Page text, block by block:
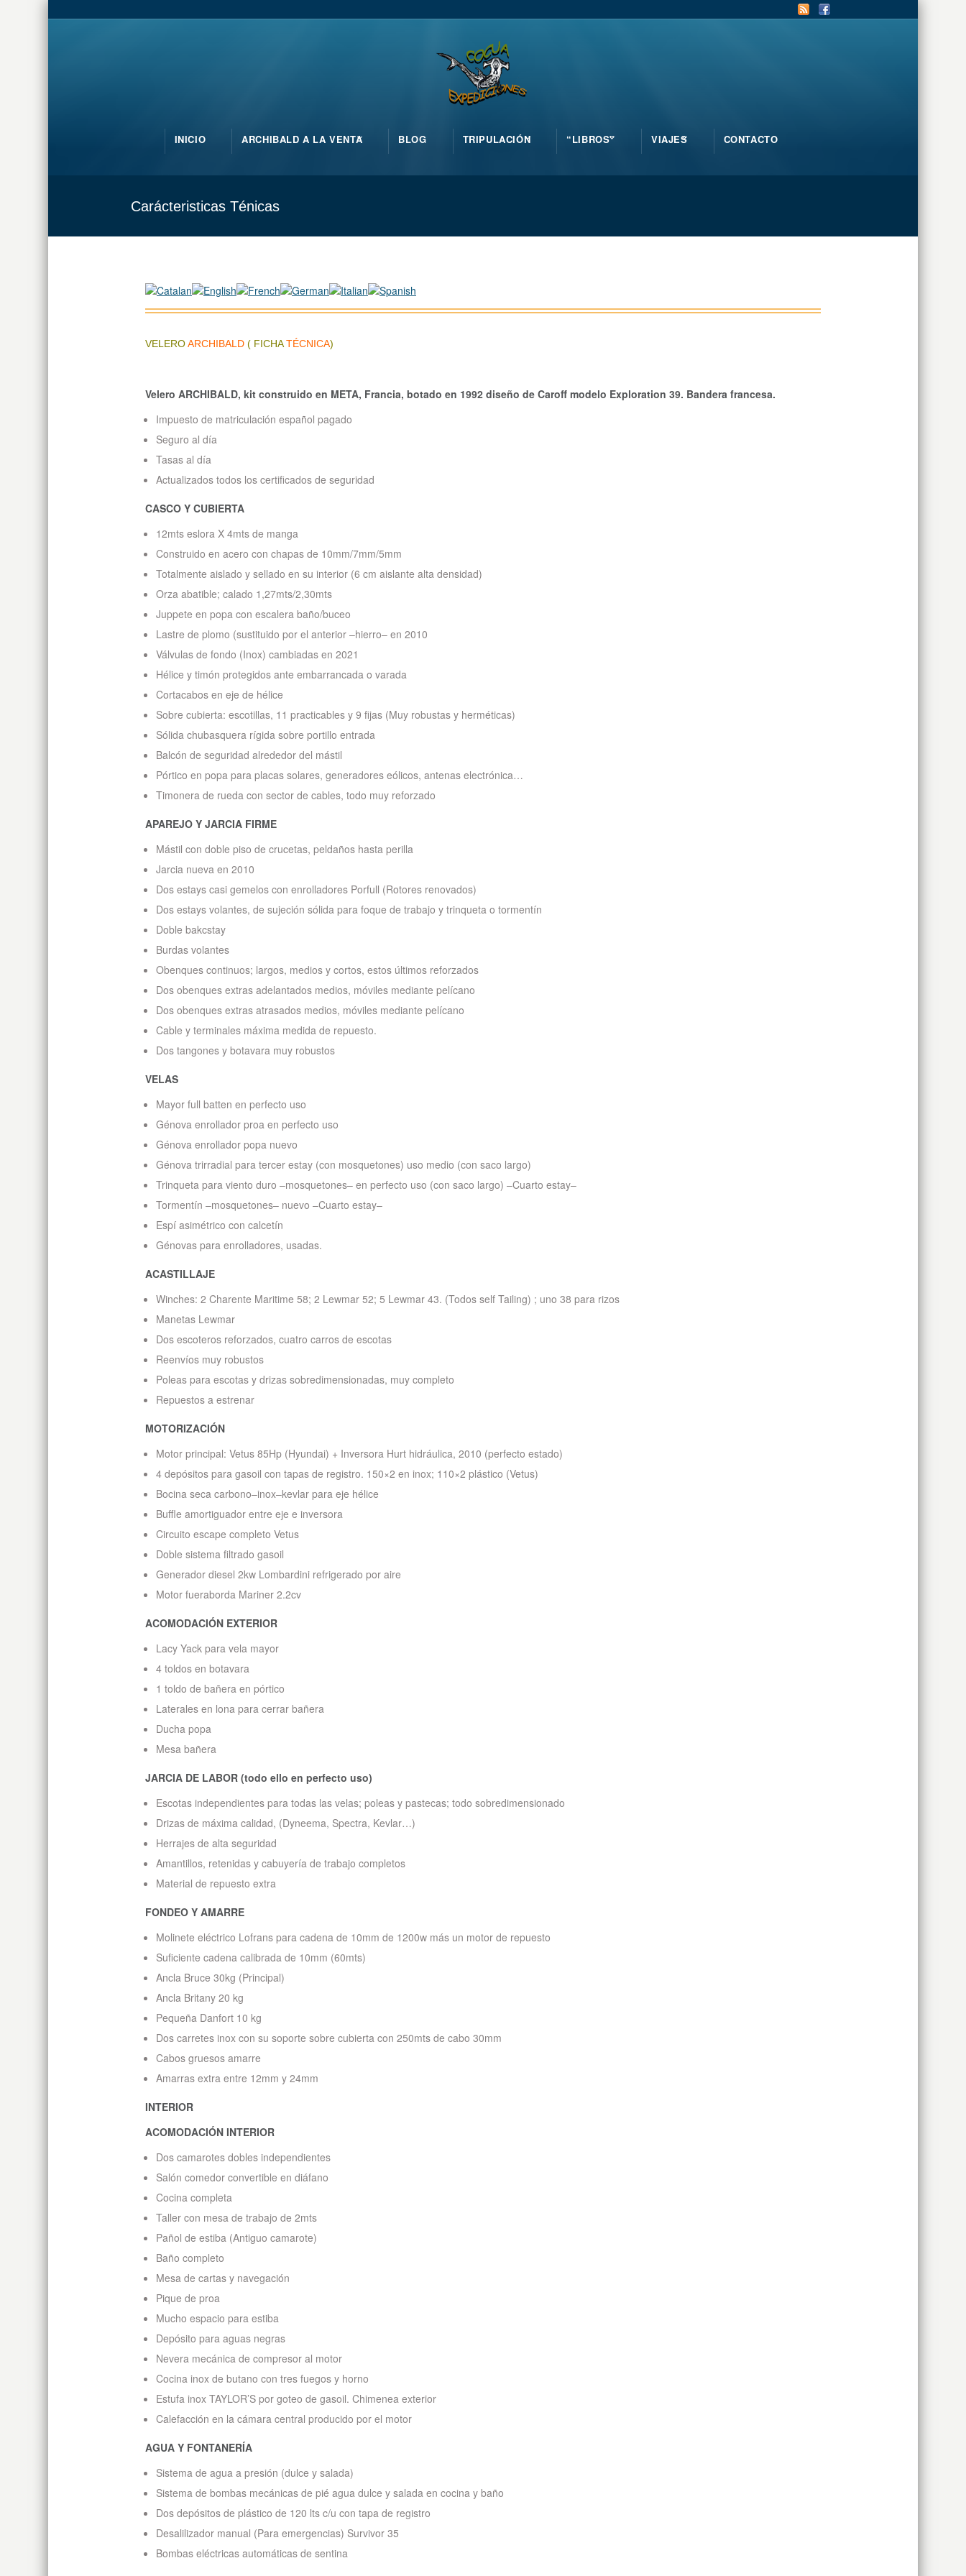
INICIO ARCHIBALD A LA VENTA BLOG TRIPULACIÓN “LIBROS” VIAJES CONTACTO
Carácteristicas Ténicas
VELEROARCHIBALD ( FICHA TÉCNICA)
Velero ARCHIBALD, kit construido en META, Francia, botado en 1992 diseño de Caroff modelo Exploration 39. Bandera francesa.
Impuesto de matriculación español pagado
Seguro al día
Tasas al día
Actualizados todos los certificados de seguridad
CASCO Y CUBIERTA
12mts eslora X 4mts de manga
Construido en acero con chapas de 10mm/7mm/5mm
Totalmente aislado y sellado en su interior (6 cm aislante alta densidad)
Orza abatible; calado 1,27mts/2,30mts
Juppete en popa con escalera baño/buceo
Lastre de plomo (sustituido por el anterior –hierro– en 2010
Válvulas de fondo (Inox) cambiadas en 2021
Hélice y timón protegidos ante embarrancada o varada
Cortacabos en eje de hélice
Sobre cubierta: escotillas, 11 practicables y 9 fijas (Muy robustas y herméticas)
Sólida chubasquera rígida sobre portillo entrada
Balcón de seguridad alrededor del mástil
Pórtico en popa para placas solares, generadores eólicos, antenas electrónica…
Timonera de rueda con sector de cables, todo muy reforzado
APAREJO Y JARCIA FIRME
Mástil con doble piso de crucetas, peldaños hasta perilla
Jarcia nueva en 2010
Dos estays casi gemelos con enrolladores Porfull (Rotores renovados)
Dos estays volantes, de sujeción sólida para foque de trabajo y trinqueta o tormentín
Doble bakcstay
Burdas volantes
Obenques continuos; largos, medios y cortos, estos últimos reforzados
Dos obenques extras adelantados medios, móviles mediante pelícano
Dos obenques extras atrasados medios, móviles mediante pelícano
Cable y terminales máxima medida de repuesto.
Dos tangones y botavara muy robustos
VELAS
Mayor full batten en perfecto uso
Génova enrollador proa en perfecto uso
Génova enrollador popa nuevo
Génova trirradial para tercer estay (con mosquetones) uso medio (con saco largo)
Trinqueta para viento duro –mosquetones– en perfecto uso (con saco largo) –Cuarto estay–
Tormentín –mosquetones– nuevo –Cuarto estay–
Espí asimétrico con calcetín
Génovas para enrolladores, usadas.
ACASTILLAJE
Winches: 2 Charente Maritime 58; 2 Lewmar 52; 5 Lewmar 43. (Todos self Tailing) ; uno 38 para rizos
Manetas Lewmar
Dos escoteros reforzados, cuatro carros de escotas
Reenvíos muy robustos
Poleas para escotas y drizas sobredimensionadas, muy completo
Repuestos a estrenar
MOTORIZACIÓN
Motor principal: Vetus 85Hp (Hyundai) + Inversora Hurt hidráulica, 2010 (perfecto estado)
4 depósitos para gasoil con tapas de registro. 150×2 en inox; 110×2 plástico (Vetus)
Bocina seca carbono–inox–kevlar para eje hélice
Buffle amortiguador entre eje e inversora
Circuito escape completo Vetus
Doble sistema filtrado gasoil
Generador diesel 2kw Lombardini refrigerado por aire
Motor fueraborda Mariner 2.2cv
ACOMODACIÓN EXTERIOR
Lacy Yack para vela mayor
4 toldos en botavara
1 toldo de bañera en pórtico
Laterales en lona para cerrar bañera
Ducha popa
Mesa bañera
JARCIA DE LABOR (todo ello en perfecto uso)
Escotas independientes para todas las velas; poleas y pastecas; todo sobredimensionado
Drizas de máxima calidad, (Dyneema, Spectra, Kevlar…)
Herrajes de alta seguridad
Amantillos, retenidas y cabuyería de trabajo completos
Material de repuesto extra
FONDEO Y AMARRE
Molinete eléctrico Lofrans para cadena de 10mm de 1200w más un motor de repuesto
Suficiente cadena calibrada de 10mm (60mts)
Ancla Bruce 30kg (Principal)
Ancla Britany 20 kg
Pequeña Danfort 10 kg
Dos carretes inox con su soporte sobre cubierta con 250mts de cabo 30mm
Cabos gruesos amarre
Amarras extra entre 12mm y 24mm
INTERIOR
ACOMODACIÓN INTERIOR
Dos camarotes dobles independientes
Salón comedor convertible en diáfano
Cocina completa
Taller con mesa de trabajo de 2mts
Pañol de estiba (Antiguo camarote)
Baño completo
Mesa de cartas y navegación
Pique de proa
Mucho espacio para estiba
Depósito para aguas negras
Nevera mecánica de compresor al motor
Cocina inox de butano con tres fuegos y horno
Estufa inox TAYLOR’S por goteo de gasoil. Chimenea exterior
Calefacción en la cámara central producido por el motor
AGUA Y FONTANERÍA
Sistema de agua a presión (dulce y salada)
Sistema de bombas mecánicas de pié agua dulce y salada en cocina y baño
Dos depósitos de plástico de 120 lts c/u con tapa de registro
Desalilizador manual (Para emergencias) Survivor 35
Bombas eléctricas automáticas de sentina